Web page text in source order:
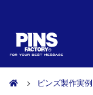
ピンズ製作実例